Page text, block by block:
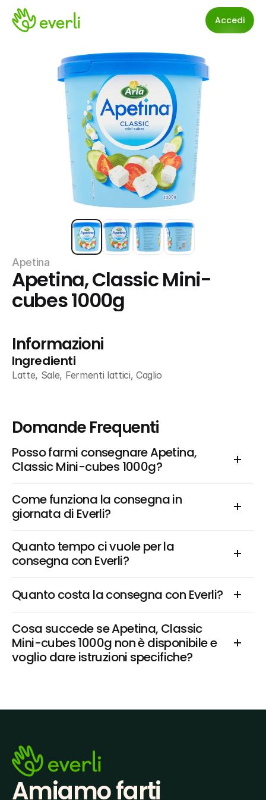
Accedi
Apetina
Apetina, Classic Mini-
cubes 1000g
Informazioni
Ingredienti
Latte, Sale, Fermenti lattici, Caglio
Domande Frequenti
Posso farmi consegnare Apetina,
Classic Mini-cubes 1000g?
Come funziona la consegna in
giornata di Everli?
Quanto tempo ci vuole per la
consegna con Everli?
Quanto costa la consegna con Everli?
Cosa succede se Apetina, Classic
Mini-cubes 1000g non è disponibile e
voglio dare istruzioni specifiche?
Amiamo farti